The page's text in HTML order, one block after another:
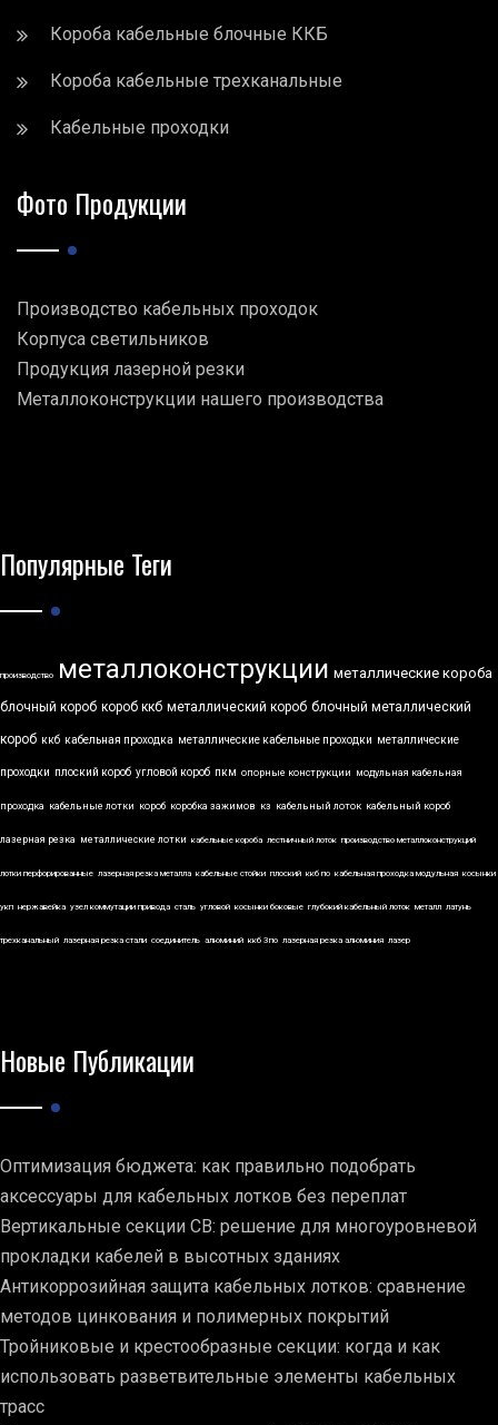
Короба кабельные блочные ККБ
Короба кабельные трехканальные
Кабельные проходки
Фото Продукции
Производство кабельных проходок
Корпуса светильников
Продукция лазерной резки
Металлоконструкции нашего производства
Популярные Теги
производство металлоконструкции металлические короба
блочный короб короб ккб металлический короб блочный металлический
короб ккб кабельная проходка металлические кабельные проходки металлические
проходки плоский короб угловой короб пкм опорные конструкции модульная кабельная
проходка кабельные лотки короб коробка зажимов кз кабельный лоток кабельный короб
лазерная резка металлические лотки кабельные короба лестничный лоток производство металлоконструкций
лотки перфорированные лазерная резка металла кабельные стойки плоский ккб по кабельная проходка модульная косынки
укп нержавейка узел коммутации привода сталь угловой косынки боковые глубокий кабельный лоток металл латунь
трехканальный лазерная резка стали соединитель алюминий ккб 3по лазерная резка алюминия лазер
Новые Публикации
Оптимизация бюджета: как правильно подобрать
аксессуары для кабельных лотков без переплат
Вертикальные секции СВ: решение для многоуровневой
прокладки кабелей в высотных зданиях
Антикоррозийная защита кабельных лотков: сравнение
методов цинкования и полимерных покрытий
Тройниковые и крестообразные секции: когда и как
использовать разветвительные элементы кабельных
трасс